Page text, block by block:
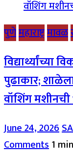
पुणेमहाराष्ट्रमावळ
विद्यार्थ्यांच्या
पुढाकार;
वॉशिंग
June 24, 2026
Comments1